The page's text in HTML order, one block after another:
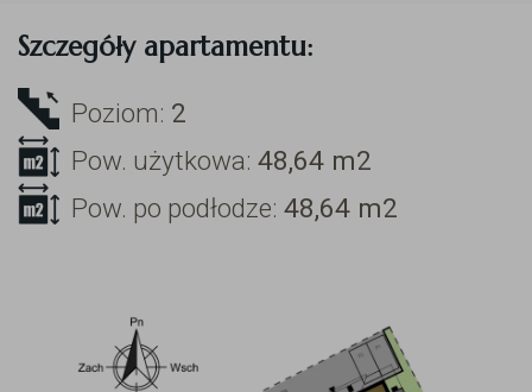
Szczegóły apartamentu:
Poziom: 2
Pow. użytkowa: 48,64m2
Pow. po podłodze: 48,64m2